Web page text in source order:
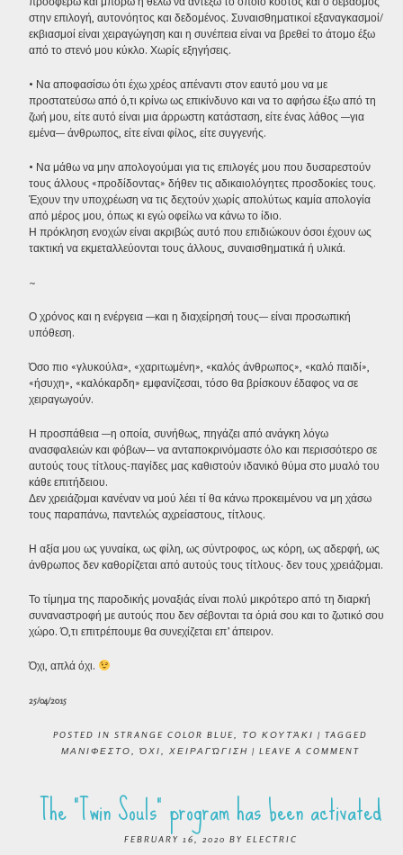
στην επιλογή, αυτονόητος και δεδομένος. Συναισθηματικοί εξαναγκασμοί/
εκβιασμοί είναι χειραγώγηση και η συνέπεια είναι να βρεθεί το άτομο έξω
από το στενό μου κύκλο. Χωρίς εξηγήσεις.
• Να αποφασίσω ότι έχω χρέος απέναντι στον εαυτό μου να με
προστατεύσω από ό,τι κρίνω ως επικίνδυνο και να το αφήσω έξω από τη
ζωή μου, είτε αυτό είναι μια άρρωστη κατάσταση, είτε ένας λάθος —για
εμένα— άνθρωπος, είτε είναι φίλος, είτε συγγενής.
• Να μάθω να μην απολογούμαι για τις επιλογές μου που δυσαρεστούν
τους άλλους «προδίδοντας» δήθεν τις αδικαιολόγητες προσδοκίες τους.
Έχουν την υποχρέωση να τις δεχτούν χωρίς απολύτως καμία απολογία
από μέρος μου, όπως κι εγώ οφείλω να κάνω το ίδιο.
Η πρόκληση ενοχών είναι ακριβώς αυτό που επιδιώκουν όσοι έχουν ως
τακτική να εκμεταλλεύονται τους άλλους, συναισθηματικά ή υλικά.
~
Ο χρόνος και η ενέργεια —και η διαχείρησή τους— είναι προσωπική
υπόθεση.
Όσο πιο «γλυκούλα», «χαριτωμένη», «καλός άνθρωπος», «καλό παιδί»,
«ήσυχη», «καλόκαρδη» εμφανίζεσαι, τόσο θα βρίσκουν έδαφος να σε
χειραγωγούν.
Η προσπάθεια —η οποία, συνήθως, πηγάζει από ανάγκη λόγω
ανασφαλειών και φόβων— να ανταποκρινόμαστε όλο και περισσότερο σε
αυτούς τους τίτλους-παγίδες μας καθιστούν ιδανικό θύμα στο μυαλό του
κάθε επιτήδειου.
Δεν χρειάζομαι κανέναν να μού λέει τί θα κάνω προκειμένου να μη χάσω
τους παραπάνω, παντελώς αχρείαστους, τίτλους.
Η αξία μου ως γυναίκα, ως φίλη, ως σύντροφος, ως κόρη, ως αδερφή, ως
άνθρωπος δεν καθορίζεται από αυτούς τους τίτλους· δεν τους χρειάζομαι.
Το τίμημα της παροδικής μοναξιάς είναι πολύ μικρότερο από τη διαρκή
συναναστροφή με αυτούς που δεν σέβονται τα όριά σου και το ζωτικό σου
χώρο. Ό,τι επιτρέπουμε θα συνεχίζεται επ’ άπειρον.
Όχι, απλά όχι.
25/04/2015
POSTED IN STRANGE COLOR BLUE ΤΟ ΚΟΥΤΆΚΙ | TAGGED
ΜΑΝΙΦΕΣΤΟ
ΌΧΙ ΧΕΙΡΑΓΏΓΙΣΗ | LEAVE A COMMENT
The “Twin Souls” program has been activated
FEBRUARY 16, 2020 BY ELECTRIC